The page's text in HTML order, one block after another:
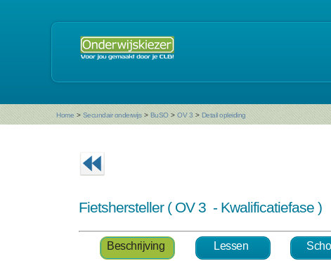
Home > Secundair onderwijs > BuSO > OV 3 > Detail opleiding
Fietshersteller ( OV 3 - Kwalificatiefase )
Beschrijving Lessen